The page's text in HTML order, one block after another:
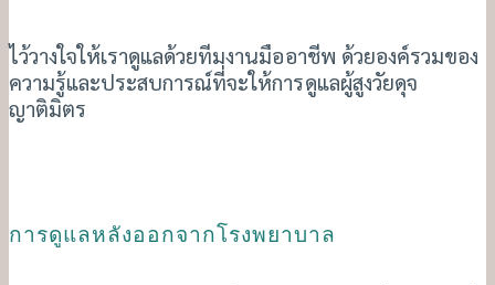
ไว้วางใจให้เราดูแลด้วยทีมงานมืออาชีพ ด้วยองค์รวมของ
ความรู้และประสบการณ์ที่จะให้การดูแลผู้สูงวัยดุจ
ญาติมิตร
การดูแลหลังออกจากโรงพยาบาล